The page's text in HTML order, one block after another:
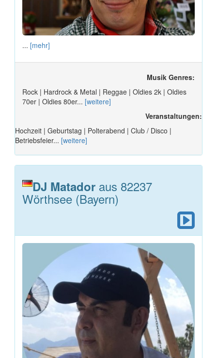
... [mehr]
Musik Genres:
Rock | Hardrock & Metal | Reggae | Oldies 2k | Oldies
70er | Oldies 80er... [weitere]
Veranstaltungen:
Hochzeit | Geburtstag | Polterabend | Club / Disco |
Betriebsfeier... [weitere]
DJ Matador aus 82237
Wörthsee (Bayern)